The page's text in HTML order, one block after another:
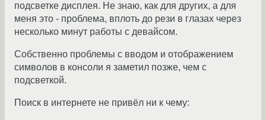
подсветке дисплея. Не знаю, как для других, а для
меня это - проблема, вплоть до рези в глазах через
несколько минут работы с девайсом.
Собственно проблемы с вводом и отображением
символов в консоли я заметил позже, чем с
подсветкой.
Поиск в интернете не привёл ни к чему: